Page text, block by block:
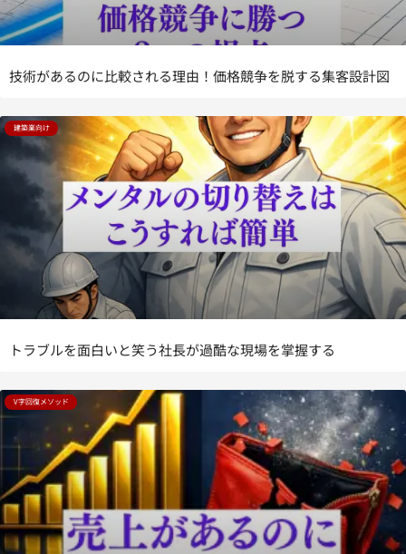
技術があるのに比較される理由！価格競争を脱する集客設計図
建築業向け
トラブルを面白いと笑う社長が過酷な現場を掌握する
V字回復メソッド